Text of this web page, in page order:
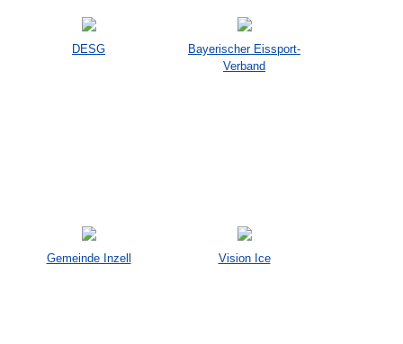
DESG
Bayerischer Eissport-
Verband
Gemeinde Inzell Vision Ice